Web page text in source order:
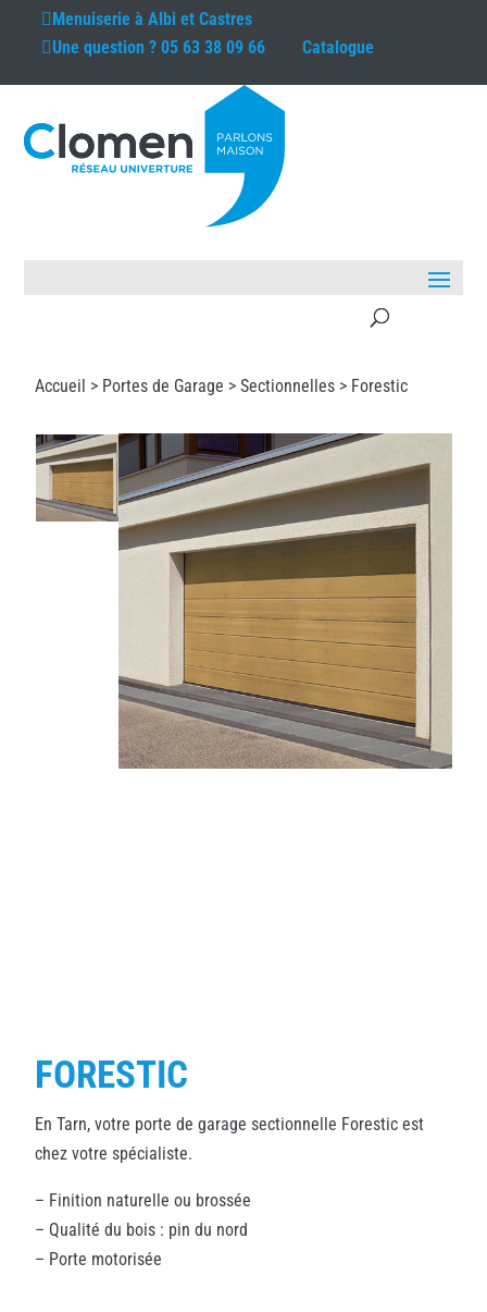
Menuiserie àAlbi et Castres
Une question ?05 63 38 09 66 Catalogue
Accueil > Portes de Garage > Sectionnelles > Forestic
FORESTIC
En Tarn, votre porte de garage sectionnelle Forestic est
chez votre spécialiste.
– Finition naturelle ou brossée
– Qualité du bois : pin du nord
– Porte motorisée